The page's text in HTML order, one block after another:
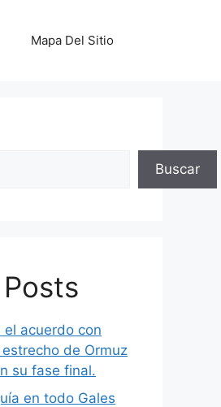
Mapa Del Sitio
Buscar
el acuerdo con
de Ormuz
su fase final.
en todo Gales